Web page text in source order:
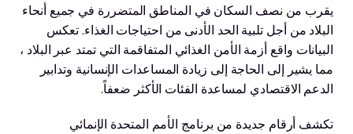
يقرب من نصف السكان في المناطق المتضررة في جميع أنحاء
البلاد من أجل تلبية الحد الأدنى من احتياجات الغذاء. تعكس
البيانات واقع أزمة الأمن الغذائي المتفاقمة التي تمتد عبر البلاد ،
مما يشير إلى الحاجة إلى زيادة المساعدات الإنسانية وتدابير
الدعم الاقتصادي لمساعدة الفئات الأكثر ضعفاً.
تكشف أرقام جديدة من برنامج الأمم المتحدة الإنمائي